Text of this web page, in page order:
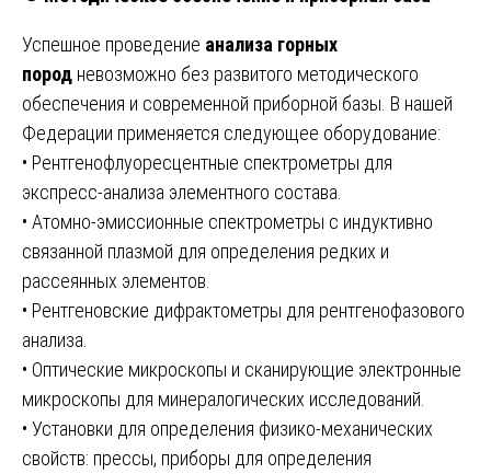
Успешное проведение анализа горных
пород невозможно без развитого методического
обеспечения и современной приборной базы. В нашей
Федерации применяется следующее оборудование:
• Рентгенофлуоресцентные спектрометры для
экспресс-анализа элементного состава.
• Атомно-эмиссионные спектрометры с индуктивно
связанной плазмой для определения редких и
рассеянных элементов.
• Рентгеновские дифрактометры для рентгенофазового
анализа.
• Оптические микроскопы и сканирующие электронные
микроскопы для минералогических исследований.
• Установки для определения физико-механических
свойств: прессы, приборы для определения